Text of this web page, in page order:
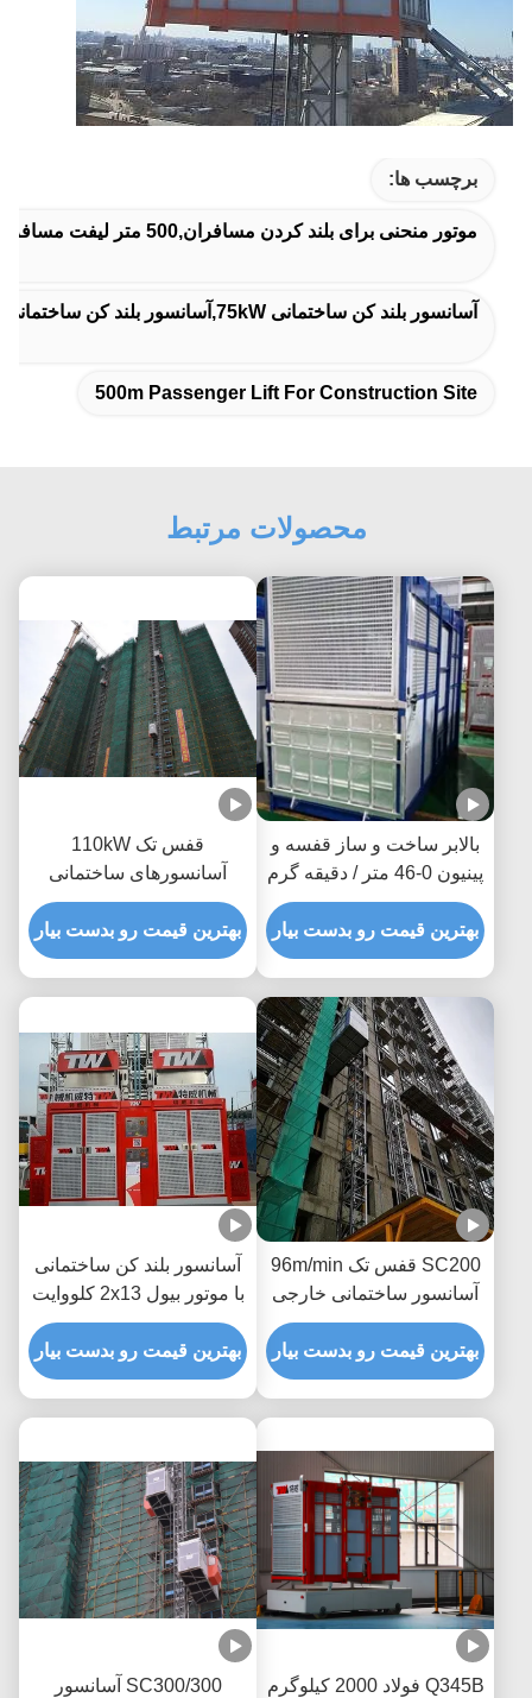
برچسب ها:
موتور منحنی برای بلند کردن مسافران,500 متر لیفت مسافرتی,آسانسور مسافربری 500 متری برای محل ساخت
آسانسور بلند کن ساختمانی 75kW,آسانسور بلند کن ساختمانی کاملا اتوماتیک,75kW بلند کردن ساختمان
500m Passenger Lift For Construction Site
محصولات مرتبط
بالابر ساخت و ساز قفسه و
پینیون 0-46 متر / دقیقه گرم
برای رنگ مسافری
سفارشی
بهترین قیمت رو بدست بیار
قفس تک 110kW
آسانسورهای ساختمانی
موقت 96m/min
آسانسورهای ساختمانی
بهترین قیمت رو بدست بیار
SC200 قفس تک 96m/min
آسانسور ساختمانی خارجی
برای بلند کردن مواد
بهترین قیمت رو بدست بیار
آسانسور بلند کن ساختمانی
با موتور بیول 2x13 کلووایت
بهترین قیمت رو بدست بیار
Q345B فولاد 2000 کیلوگرم
SC300/300 آسانسور